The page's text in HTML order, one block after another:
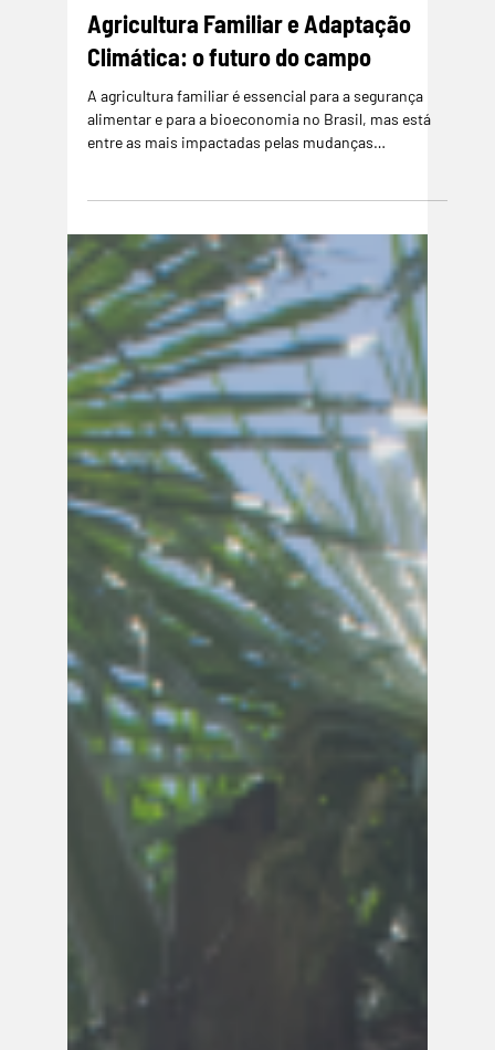
Comunidades Tradicionais
Agricultura Familiar e Adaptação
Climática: o futuro do campo
A agricultura familiar é essencial para a segurança
alimentar e para a bioeconomia no Brasil, mas está
climáticas. A transição agroecológica, aliada a
solo e diversificação produtiva, fortalece a resiliência
dos pequenos produtores, protege a renda, garante o
abastecimento local e preserva a biodiversidade com
potencial bioeconômico.